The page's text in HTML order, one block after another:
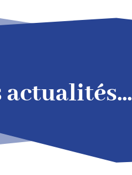
actualités…